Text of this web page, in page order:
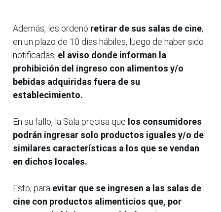
Además, les ordenó retirar de sus salas de cine,
en un plazo de 10 días hábiles, luego de haber sido
notificadas, el aviso donde informan la
prohibición del ingreso con alimentos y/o
bebidas adquiridas fuera de su
establecimiento.
En su fallo, la Sala precisa que los consumidores
podrán ingresar solo productos iguales y/o de
similares características a los que se vendan
en dichos locales.
Esto, para evitar que se ingresen a las salas de
cine con productos alimenticios que, por